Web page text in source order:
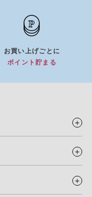
お買い上げごとに
ポイント貯まる